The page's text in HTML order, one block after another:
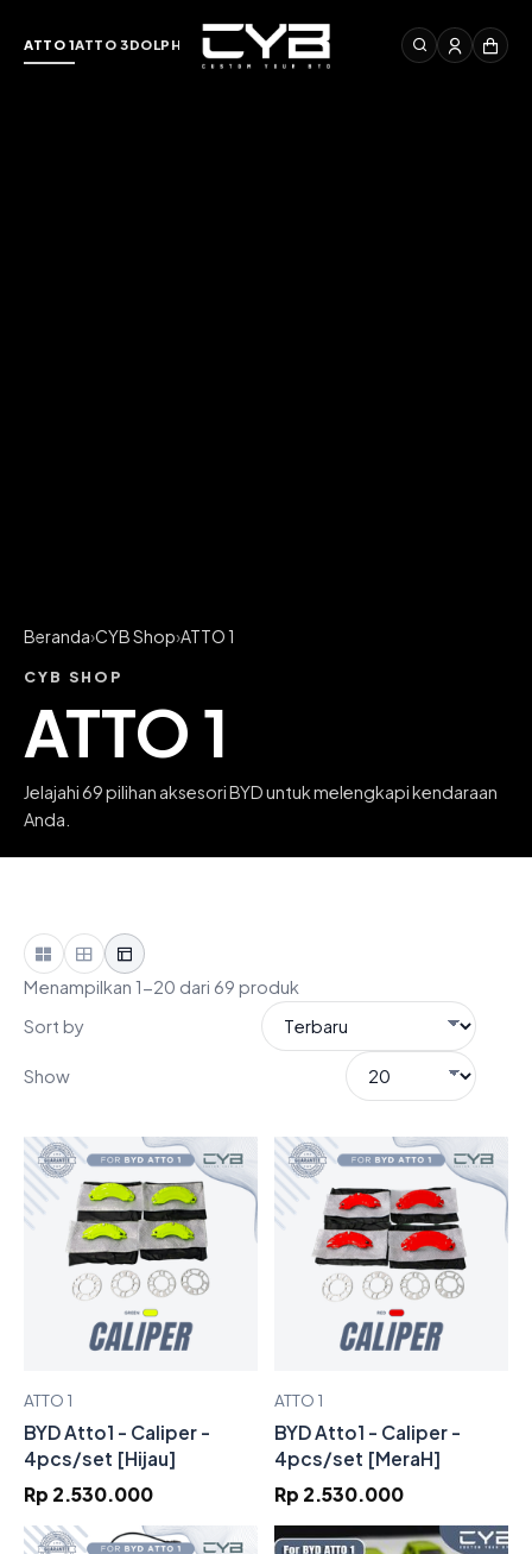
ATTO 1ATTO 3DOLPHIN M6 SEALSEALION 7 DENZA D9
Beranda›CYB Shop›ATTO 1
CYB SHOP
ATTO 1
Jelajahi 69 pilihan aksesori BYD untuk melengkapi kendaraan
Anda.
Menampilkan 1-20 dari 69 produk
Sort by
Show
ATTO 1
BYD Atto1 - Caliper -
4pcs/set [Hijau]
Rp 2.530.000
ATTO 1
BYD Atto1 - Caliper -
4pcs/set [MeraH]
Rp 2.530.000